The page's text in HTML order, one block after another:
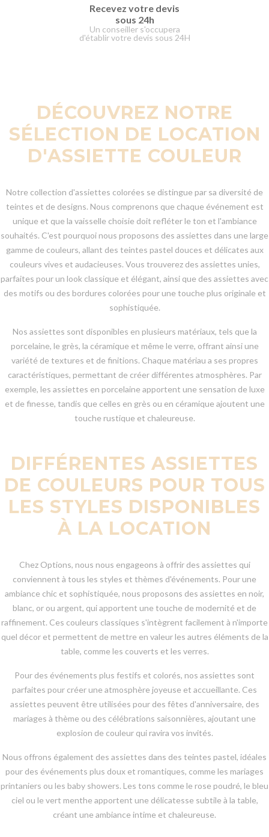
Recevez votre devis
sous 24h
Un conseiller s'occupera
d'établir votre devis sous 24H
DÉCOUVREZ NOTRE
SÉLECTION DE LOCATION
D'ASSIETTE COULEUR
Notre collection d'assiettes colorées se distingue par sa diversité de
teintes et de designs. Nous comprenons que chaque événement est
unique et que la vaisselle choisie doit refléter le ton et l'ambiance
souhaités. C'est pourquoi nous proposons des assiettes dans une large
gamme de couleurs, allant des teintes pastel douces et délicates aux
couleurs vives et audacieuses. Vous trouverez des assiettes unies,
parfaites pour un look classique et élégant, ainsi que des assiettes avec
des motifs ou des bordures colorées pour une touche plus originale et
sophistiquée.
Nos assiettes sont disponibles en plusieurs matériaux, tels que la
porcelaine, le grès, la céramique et même le verre, offrant ainsi une
variété de textures et de finitions. Chaque matériau a ses propres
caractéristiques, permettant de créer différentes atmosphères. Par
exemple, les assiettes en porcelaine apportent une sensation de luxe
et de finesse, tandis que celles en grès ou en céramique ajoutent une
touche rustique et chaleureuse.
DIFFÉRENTES ASSIETTES
DE COULEURS POUR TOUS
LES STYLES DISPONIBLES
À LA LOCATION
Chez Options, nous nous engageons à offrir des assiettes qui
conviennent à tous les styles et thèmes d'événements. Pour une
ambiance chic et sophistiquée, nous proposons des assiettes en noir,
blanc, or ou argent, qui apportent une touche de modernité et de
raffinement. Ces couleurs classiques s'intègrent facilement à n'importe
quel décor et permettent de mettre en valeur les autres éléments de la
table, comme les couverts et les verres.
Pour des événements plus festifs et colorés, nos assiettes sont
parfaites pour créer une atmosphère joyeuse et accueillante. Ces
assiettes peuvent être utilisées pour des fêtes d'anniversaire, des
mariages à thème ou des célébrations saisonnières, ajoutant une
explosion de couleur qui ravira vos invités.
Nous offrons également des assiettes dans des teintes pastel, idéales
pour des événements plus doux et romantiques, comme les mariages
printaniers ou les baby showers. Les tons comme le rose poudré, le bleu
ciel ou le vert menthe apportent une délicatesse subtile à la table,
créant une ambiance intime et chaleureuse.